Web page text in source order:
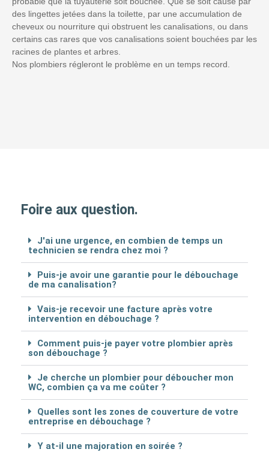
des lingettes jetées dans la toilette, par une accumulation de
cheveux ou nourriture qui obstruent les canalisations, ou dans
certains cas rares que vos canalisations soient bouchées par les
racines de plantes et arbres.
Nos plombiers régleront le problème en un temps record.
Foire aux question.
J'ai une urgence, en combien de temps un
technicien se rendra chez moi ?
Puis-je avoir une garantie pour le débouchage
de ma canalisation?
Vais-je recevoir une facture après votre
intervention en débouchage ?
Comment puis-je payer votre plombier après
son débouchage ?
Je cherche un plombier pour déboucher mon
WC, combien ça va me coûter ?
Quelles sont les zones de couverture de votre
entreprise en débouchage ?
Y at-il une majoration en soirée ?